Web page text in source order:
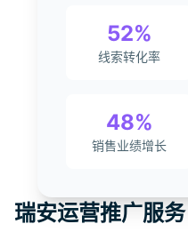
52%
线索转化率
48%
销售业绩增长
瑞安运营推广服务